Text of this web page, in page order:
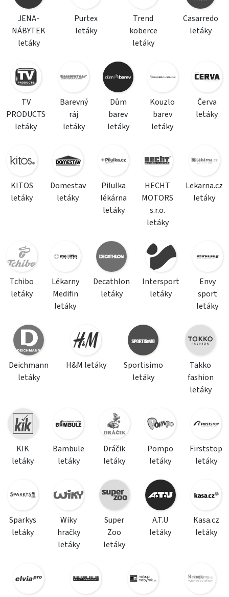
JENA-
NÁBYTEK
letáky
Purtex
letáky
Trend
koberce
letáky
Casarredo
letáky
TV
PRODUCTS
letáky
Barevný
ráj
letáky
Dům
barev
letáky
Kouzlo
barev
letáky
Červa
letáky
KITOS
letáky
Domestav
letáky
Pilulka
lékárna
letáky
HECHT
MOTORS
s.r.o.
letáky
Lekarna.cz
letáky
Tchibo
letáky
Lékarny
Medifin
letáky
Decathlon
letáky
Intersport
letáky
Envy
sport
letáky
Deichmann
letáky
H&M letáky
Sportisimo
letáky
Takko
fashion
letáky
KIK
letáky
Bambule
letáky
Dráčik
letáky
Pompo
letáky
Firststop
letáky
Sparkys
letáky
Wiky
hračky
letáky
Super
Zoo
letáky
A.T.U
letáky
Kasa.cz
letáky